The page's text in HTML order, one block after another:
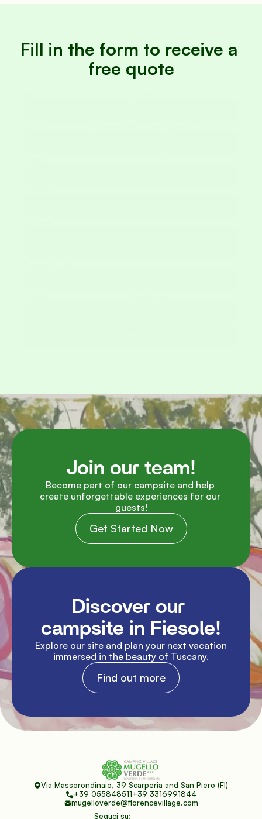
Fill in the form to receive a
free quote
Join our team!
Become part of our campsite and help
create unforgettable experiences for our
guests!
Get Started Now
Discover our
campsite in Fiesole!
Explore our site and plan your next vacation
immersed in the beauty of Tuscany.
Find out more
Via Massorondinaio, 39 Scarperia and San Piero (FI)
+39 055848511+39 3316991844
mugelloverde@florencevillage.com
Seguci su: